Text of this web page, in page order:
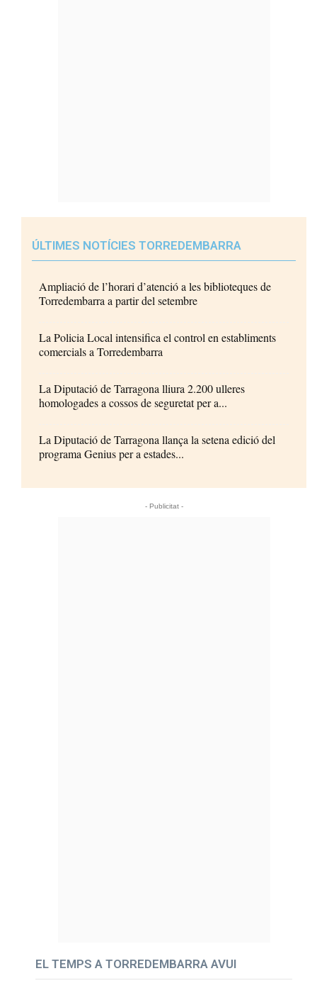
ÚLTIMES NOTÍCIES TORREDEMBARRA
Ampliació de l’horari d’atenció a les biblioteques de
Torredembarra a partir del setembre
La Policia Local intensifica el control en establiments
comercials a Torredembarra
La Diputació de Tarragona lliura 2.200 ulleres
homologades a cossos de seguretat per a...
La Diputació de Tarragona llança la setena edició del
programa Genius per a estades...
- Publicitat -
EL TEMPS A TORREDEMBARRA AVUI